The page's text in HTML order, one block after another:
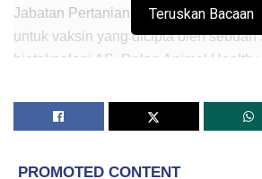
Jabatan Pertanian AS (USDA)
untuk vaksin yang dicipta oleh sebuah
bioteknologi AS, Dalan Animal Health
Foulbrood (AFB).
lebah madu.
Teruskan Bacaan